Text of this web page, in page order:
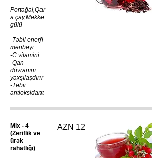
Portağal,Qar
a çay,Məkkə
gülü
-Təbii enerji
mənbəyi
-C vitamini
-Qan
dövranını
yaxşılaşdırır
-Təbii
antioksidant
Mix - 4
(Zəriflik və
ürək
rahatlığı)
AZN 12